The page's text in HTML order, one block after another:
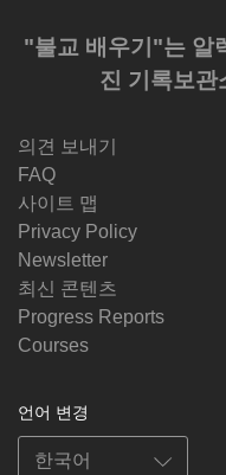
"불교 배우기"는 알
진 기록보관
의견 보내기
FAQ
사이트 맵
Privacy Policy
Newsletter
최신 콘텐츠
Progress Reports
Courses
언어 변경